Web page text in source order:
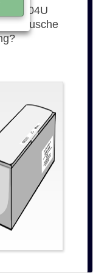
D204U